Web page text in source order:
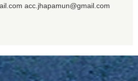
acc.jhapamun@gmail.com